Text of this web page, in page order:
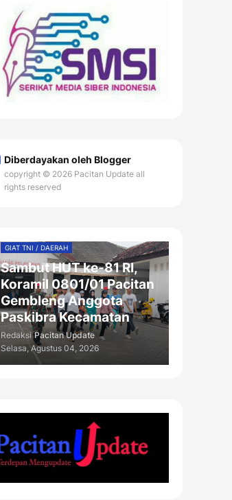
Diberdayakan oleh Blogger
copyright © 2026 Pacitan Update all
rights reserved
GIAT TNI / DAERAH
Sambut HUT ke-81 RI,
Koramil 0801/01 Pacitan
Gembleng Anggota
Paskibra Kecamatan
Redaksi Pacitan Update
Selasa, Agustus 04, 2026